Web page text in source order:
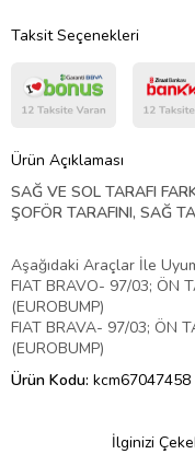
Taksit Seçenekleri
Ürün Açıklaması
SAĞ VE SOL TARAFI
ŞOFÖR TARAFINI, SAĞ
Aşağıdaki Araçlar İle
FIAT BRAVO- 97/03; ÖN
(EUROBUMP)
FIAT BRAVA- 97/03; ÖN
(EUROBUMP)
Ürün Kodu: kcm67047458
İlginizi